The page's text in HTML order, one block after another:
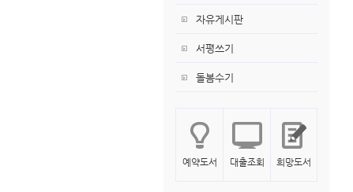
자유게시판
서평쓰기
돌봄수기
예약도서 대출조회 희망도서